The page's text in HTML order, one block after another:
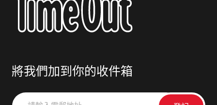
將我們加到你的收件箱
請